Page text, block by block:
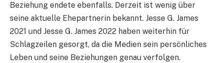
Beziehung endete ebenfalls. Derzeit ist wenig über
seine aktuelle Ehepartnerin bekannt. Jesse G. James
2021 und Jesse G. James 2022 haben weiterhin für
Schlagzeilen gesorgt, da die Medien sein persönliches
Leben und seine Beziehungen genau verfolgen.